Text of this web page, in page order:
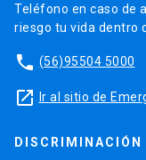
Teléfono en caso de
riesgo tu vida dentro
phone (56)95504 5000
launch Ir al sitio de
DISCRIMINACIÓN